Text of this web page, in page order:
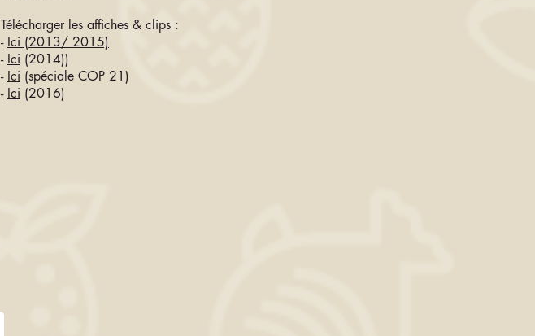
Télécharger les affiches & clips :
- Ici (2013/ 2015)
- Ici (2014))
- Ici (spéciale COP 21)
- Ici (2016)